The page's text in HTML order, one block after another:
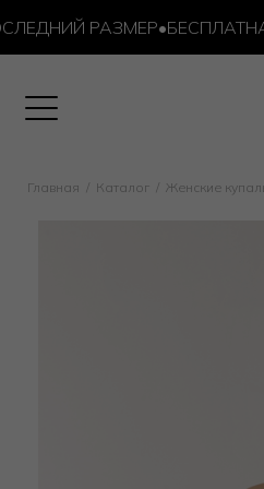
РАЗМЕР•БЕСПЛАТНАЯ
Главная Каталог Женские